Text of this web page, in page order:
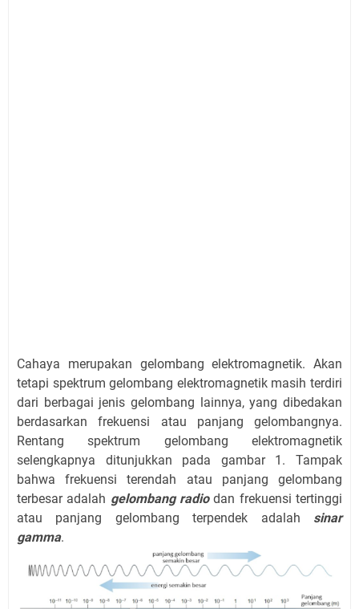
Cahaya merupakan gelombang elektromagnetik. Akan
tetapi spektrum gelombang elektromagnetik masih terdiri
dari berbagai jenis gelombang lainnya, yang dibedakan
berdasarkan frekuensi atau panjang gelombangnya.
Rentang spektrum gelombang elektromagnetik
selengkapnya ditunjukkan pada gambar 1. Tampak
bahwa frekuensi terendah atau panjang gelombang
terbesar adalah gelombang radiodan frekuensi tertinggi
atau panjang gelombang terpendek adalah sinar
gamma.